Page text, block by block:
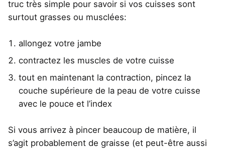
truc très simple pour savoir si vos cuisses sont
surtout grasses ou musclées:
allongez votre jambe
contractez les muscles de votre cuisse
tout en maintenant la contraction, pincez la
couche supérieure de la peau de votre cuisse
avec le pouce et l’index
Si vous arrivez à pincer beaucoup de matière, il
s’agit probablement de graisse (et peut-être aussi